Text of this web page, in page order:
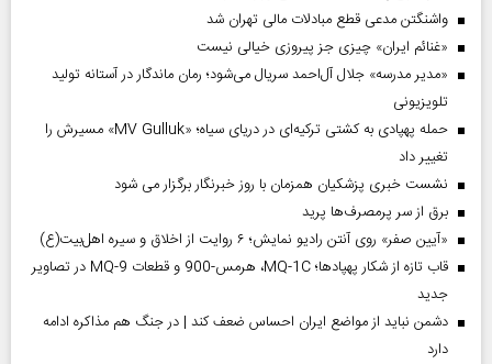
واشنگتن مدعی قطع مبادلات مالی تهران شد
«غنائم ایران» چیزی جز پیروزی خیالی نیست
«مدیر مدرسه» جلال آل‌احمد سریال می‌شود؛ رمان ماندگار در آستانه تولید
تلویزیونی
حمله پهپادی به کشتی ترکیه‌ای در دریای سیاه؛ «MV Gulluk» مسیرش را
تغییر داد
نشست خبری پزشکیان همزمان با روز خبرنگار برگزار می شود
برق از سر پرمصرف‌ها پرید
«آیین صفر» روی آنتن رادیو نمایش؛ ۶ روایت از اخلاق و سیره اهل‌بیت(ع)
قاب تازه از شکار پهپادها؛ MQ-1C، هرمس-900 و قطعات MQ-9 در تصاویر
جدید
دشمن نباید از مواضع ایران احساس ضعف کند | در جنگ هم مذاکره ادامه
دارد